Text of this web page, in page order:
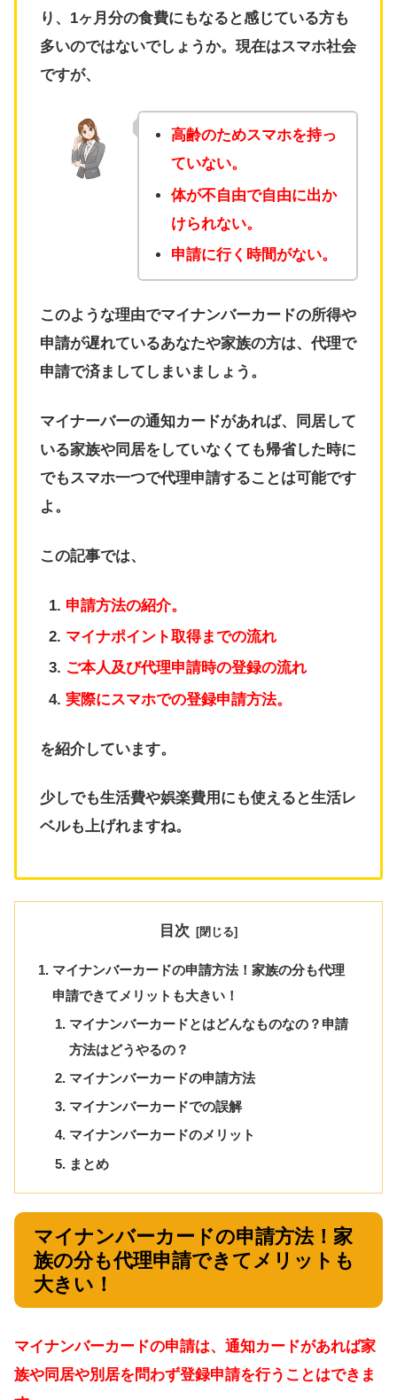
り、1ヶ月分の食費にもなると感じている方も
多いのではないでしょうか。現在はスマホ社会
ですが、
高齢のためスマホを持っ
ていない。
体が不自由で自由に出か
けられない。
申請に行く時間がない。
このような理由でマイナンバーカードの所得や
申請が遅れているあなたや家族の方は、代理で
申請で済ましてしまいましょう。
マイナーバーの通知カードがあれば、同居して
いる家族や同居をしていなくても帰省した時に
でもスマホ一つで代理申請することは可能です
よ。
この記事では、
申請方法の紹介。
マイナポイント取得までの流れ
ご本人及び代理申請時の登録の流れ
実際にスマホでの登録申請方法。
を紹介しています。
少しでも生活費や娯楽費用にも使えると生活レ
ベルも上げれますね。
目次
マイナンバーカードの申請方法！家族の分も代理
申請できてメリットも大きい！
マイナンバーカードとはどんなものなの？申請
方法はどうやるの？
マイナンバーカードの申請方法
マイナンバーカードでの誤解
マイナンバーカードのメリット
まとめ
マイナンバーカードの申請方法！家
族の分も代理申請できてメリットも
大きい！
マイナンバーカードの申請は、通知カードがあれば家
族や同居や別居を問わず登録申請を行うことはできま